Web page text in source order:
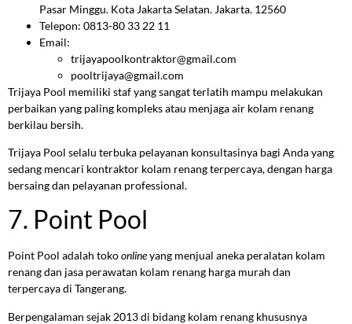
Pasar Minggu. Kota Jakarta Selatan. Jakarta. 12560
Telepon: 0813-80 33 22 11
Email:
trijayapoolkontraktor@gmail.com
pooltrijaya@gmail.com
Trijaya Pool memiliki staf yang sangat terlatih mampu melakukan
perbaikan yang paling kompleks atau menjaga air kolam renang
berkilau bersih.
Trijaya Pool selalu terbuka pelayanan konsultasinya bagi Anda yang
sedang mencari kontraktor kolam renang terpercaya, dengan harga
bersaing dan pelayanan professional.
7. Point Pool
Point Pool adalah tokoonlineyang menjual aneka peralatan kolam
renang dan jasa perawatan kolam renang harga murah dan
terpercaya di Tangerang.
Berpengalaman sejak 2013 di bidang kolam renang khususnya